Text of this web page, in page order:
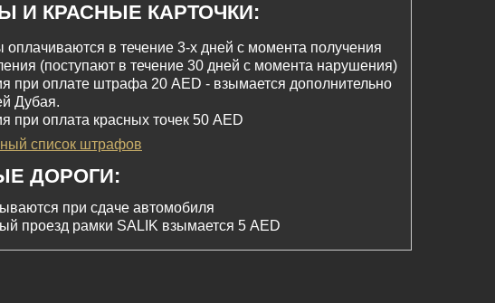
И КРАСНЫЕ КАРТОЧКИ:
в течение 3-х дней с момента получения
(поступают в течение 30 дней с момента нарушения)
при оплате штрафа 20 AED - взымается дополнительно
Дубая.
при оплата красных точек 50 AED
ДОРОГИ:
при сдаче автомобиля
проезд рамки SALIK взымается 5 AED
список штрафов